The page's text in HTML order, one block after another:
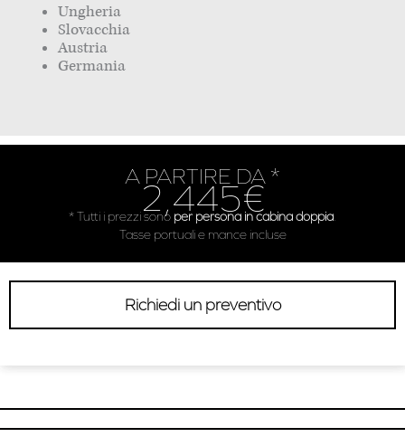
Ungheria
Slovacchia
Austria
Germania
A PARTIRE DA *
2,445€
* Tutti i prezzi sono per persona in cabina doppia.
Tasse portuali e mance incluse
Richiedi un preventivo